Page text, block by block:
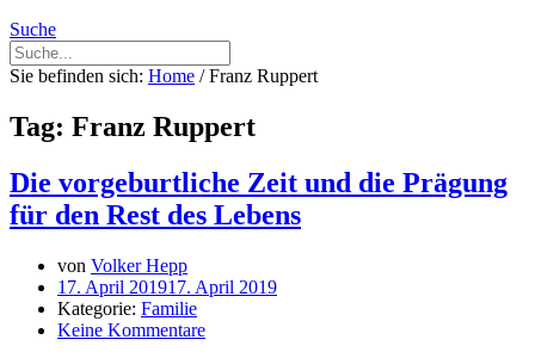
Suche
Sie befinden sich: Home / Franz Ruppert
Tag: Franz Ruppert
Die vorgeburtliche Zeit und die Prägung
für den Rest des Lebens
von Volker Hepp
17. April 201917. April 2019
Kategorie: Familie
Keine Kommentare